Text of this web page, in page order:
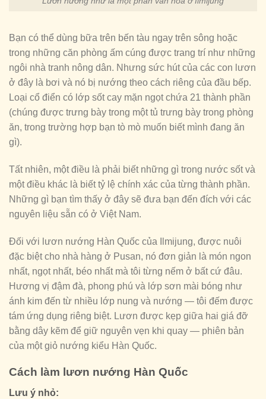
Bạn có thể dùng bữa trên bến tàu ngay trên sông hoặc
trong những căn phòng ấm cúng được trang trí như những
ngôi nhà tranh nông dân. Nhưng sức hút của các con lươn
ở đây là bơi và nó bị nướng theo cách riêng của đầu bếp.
Loại cổ điển có lớp sốt cay mặn ngọt chứa 21 thành phần
(chúng được trưng bày trong một tủ trưng bày trong phòng
ăn, trong trường hợp bạn tò mò muốn biết mình đang ăn
gì).
Tất nhiên, một điều là phải biết những gì trong nước sốt và
một điều khác là biết tỷ lệ chính xác của từng thành phần.
Những gì bạn tìm thấy ở đây sẽ đưa bạn đến đích với các
nguyên liệu sẵn có ở Việt Nam.
Đối với lươn nướng Hàn Quốc của Ilmijung, được nuôi
đặc biệt cho nhà hàng ở Pusan, nó đơn giản là món ngon
nhất, ngọt nhất, béo nhất mà tôi từng nếm ở bất cứ đâu.
Hương vị đậm đà, phong phú và lớp sơn mài bóng như
ánh kim đến từ nhiều lớp nung và nướng — tôi đếm được
tám ứng dụng riêng biệt. Lươn được kẹp giữa hai giá đỡ
bằng dây kẽm để giữ nguyên vẹn khi quay — phiên bản
của một giỏ nướng kiểu Hàn Quốc.
Cách làm lươn nướng Hàn Quốc
Lưu ý nhỏ: